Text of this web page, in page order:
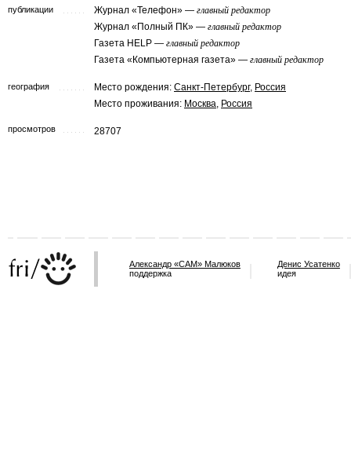
публикации Журнал «Телефон» — главный редактор
Журнал «Полный ПК» — главный редактор
Газета HELP — главный редактор
Газета «Компьютерная газета» — главный редактор
география Место рождения: Санкт-Петербург, Россия
Место проживания: Москва, Россия
просмотров 28707
Александр «САМ» Малюков
поддержка
Денис Усатенко
идея